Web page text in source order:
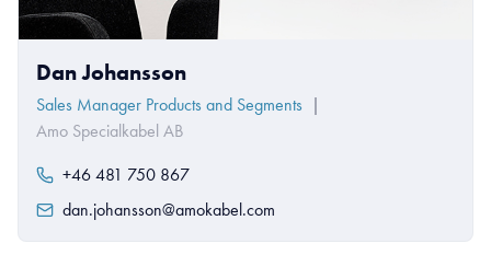
Dan Johansson
Sales Manager Products and Segments
|
Amo Specialkabel AB
+46 481 750 867
dan.johansson@amokabel.com